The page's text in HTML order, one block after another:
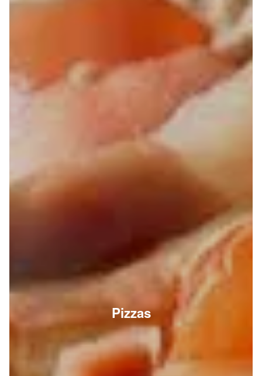
Pizzas